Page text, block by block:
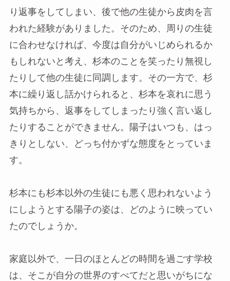
り返事をしてしまい、後で他の生徒から皮肉を言
われた経験がありました。そのため、周りの生徒
に合わせなければ、今度は自分がいじめられるか
もしれないと考え、杉本のことを笑ったり無視し
たりして他の生徒に同調します。その一方で、杉
本に繰り返し話かけられると、杉本を哀れに思う
気持ちから、返事をしてしまったり強く言い返し
たりすることができません。陽子はいつも、はっ
きりとしない、どっち付かずな態度をとっていま
す。
杉本にも杉本以外の生徒にも悪く思われないよう
にしようとする陽子の姿は、どのように映ってい
たのでしょうか。
家庭以外で、一日のほとんどの時間を過ごす学校
は、そこが自分の世界のすべてだと思いがちにな